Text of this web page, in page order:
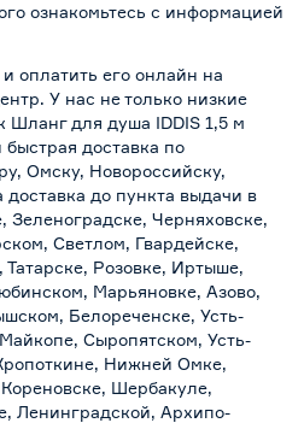
ознакомьтесь с информацией
оплатить его онлайн на
У нас не только низкие
Шланг для душа IDDIS 1,5 м
доставка по
Омску, Новороссийску,
до пункта выдачи в
Зеленоградске, Черняховске,
Светлом, Гвардейске,
Розовке, Иртыше,
Марьяновке, Азово,
Белореченске, Усть-
Сыропятском, Усть-
Нижней Омке,
Шербакуле,
Ленинградской, Архипо-